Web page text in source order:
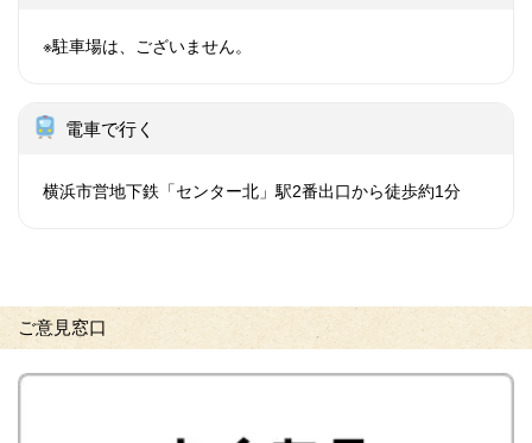
※駐車場は、ございません。
電車で行く
横浜市営地下鉄「センター北」駅2番出口から徒歩約1分
ご意見窓口